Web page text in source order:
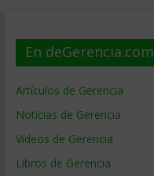
En deGerencia.com
Artículos de Gerencia
Noticias de Gerencia
Videos de Gerencia
Libros de Gerencia